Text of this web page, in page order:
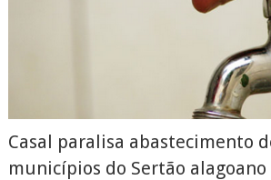
Casal paralisa abastecimento
municípios do Sertão alagoano